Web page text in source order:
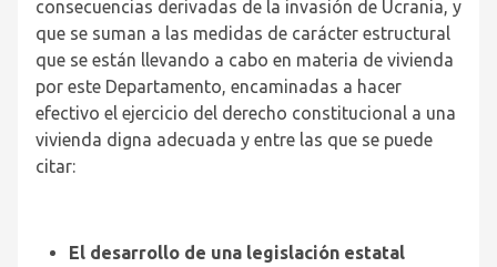
consecuencias derivadas de la invasión de Ucrania, y
que se suman a las medidas de carácter estructural
que se están llevando a cabo en materia de vivienda
por este Departamento, encaminadas a hacer
efectivo el ejercicio del derecho constitucional a una
vivienda digna adecuada y entre las que se puede
citar:
El desarrollo de una legislación estatal